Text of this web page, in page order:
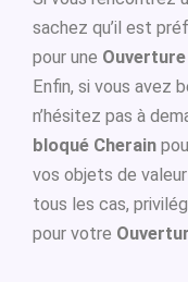
sachez qu’il est
pour une
Enfin, si vous avez
n’hésitez pas à
bloqué Cherain
vos objets de
tous les cas,
pour votre